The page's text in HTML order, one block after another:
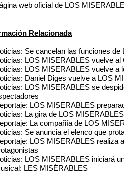
web oficial de LOS
Relacionada
Se cancelan las funciones
LOS MISERABLES vuelve al
LOS MISERABLES vuelve a
Daniel Diges vuelve a LOS
LOS MISERABLES se
LOS MISERABLES
La gira de LOS
La compañía de LOS
Se anuncia el elenco que
LOS MISERABLES realiza
LOS MISERABLES iniciará
LES MISÉRABLES